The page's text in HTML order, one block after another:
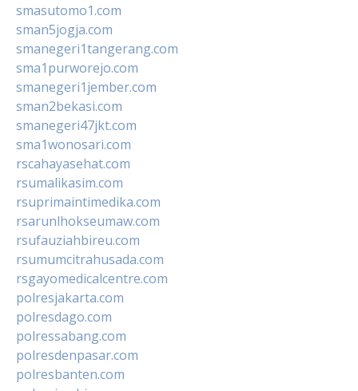
smasutomo1.com
sman5jogja.com
smanegeri1tangerang.com
sma1purworejo.com
smanegeri1jember.com
sman2bekasi.com
smanegeri47jkt.com
sma1wonosari.com
rscahayasehat.com
rsumalikasim.com
rsuprimaintimedika.com
rsarunlhokseumaw.com
rsufauziahbireu.com
rsumumcitrahusada.com
rsgayomedicalcentre.com
polresjakarta.com
polresdago.com
polressabang.com
polresdenpasar.com
polresbanten.com